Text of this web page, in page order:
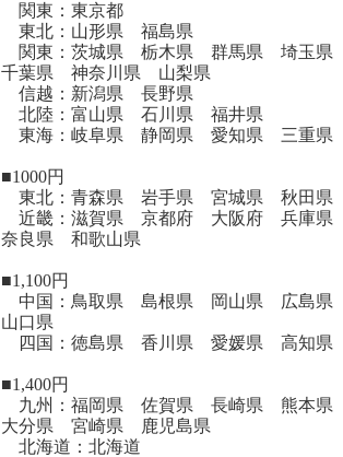
関東：東京都
東北：山形県 福島県
関東：茨城県 栃木県 群馬県 埼玉県
千葉県 神奈川県 山梨県
信越：新潟県 長野県
北陸：富山県 石川県 福井県
東海：岐阜県 静岡県 愛知県 三重県
■1000円
東北：青森県 岩手県 宮城県 秋田県
近畿：滋賀県 京都府 大阪府 兵庫県
奈良県 和歌山県
■1,100円
中国：鳥取県 島根県 岡山県 広島県
山口県
四国：徳島県 香川県 愛媛県 高知県
■1,400円
九州：福岡県 佐賀県 長崎県 熊本県
大分県 宮崎県 鹿児島県
北海道：北海道